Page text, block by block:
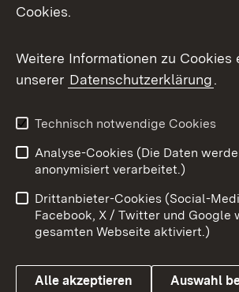
X / Twitter
Youtube
Impressum
Kontakt
Barrierefreiheit
Cookies
Cookies.
Weitere Informationen zu Cookies
unserer Datenschutzerklärung.
Technisch notwendige Cookies
Analyse-Cookies (Die Daten
anonymisiert verarbeitet.)
Drittanbieter-Cookies (Social-
Facebook, X / Twitter und Google
gesamten Webseite aktiviert.)
Alle akzeptieren Auswahl